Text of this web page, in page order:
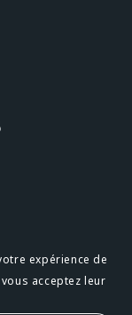
expérience de
acceptez leur